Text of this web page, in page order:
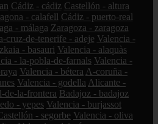
Cádiz - cádiz Castellón - altura
- calafell Cádiz - puerto-real
- málaga Zaragoza - zaragoza
cruz-de-tenerife - adeje Valencia -
- basauri Valencia - alaquàs
- la-pobla-de-farnals Valencia -
Valencia - bétera A-coruña -
Valencia - godella Alicante -
de-la-frontera Badajoz - badajoz
- yepes Valencia - burjassot
- segorbe Valencia - oliva